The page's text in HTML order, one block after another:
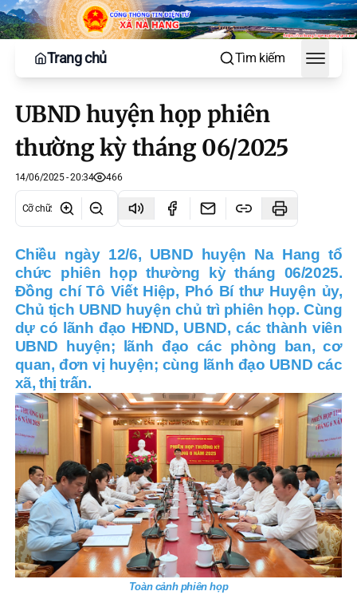
Trang chủ Tìm kiếm
Toggle
UBND huyện họp phiên
thường kỳ tháng 06/2025
14/06/2025 - 20:34 466
Cỡ chữ:
Chiều ngày 12/6, UBND huyện Na Hang tổ
chức phiên họp thường kỳ tháng 06/2025.
Đồng chí Tô Viết Hiệp, Phó Bí thư Huyện ủy,
Chủ tịch UBND huyện chủ trì phiên họp. Cùng
dự có lãnh đạo HĐND, UBND, các thành viên
UBND huyện; lãnh đạo các phòng ban, cơ
quan, đơn vị huyện; cùng lãnh đạo UBND các
xã, thị trấn.
Toàn cảnh phiên họp